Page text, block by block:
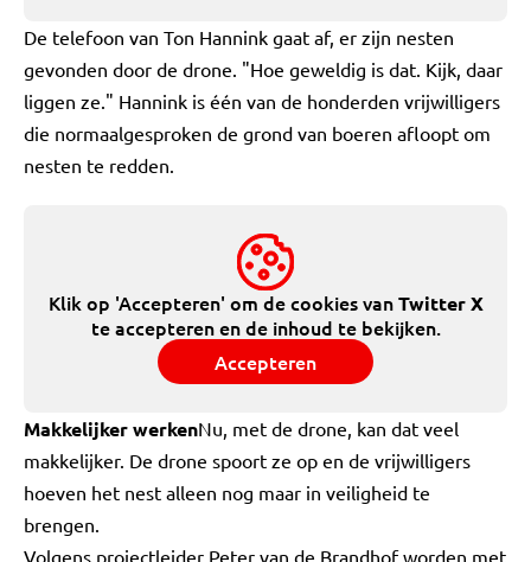
De telefoon van Ton Hannink gaat af, er zijn nesten
gevonden door de drone. "Hoe geweldig is dat. Kijk, daar
liggen ze." Hannink is één van de honderden vrijwilligers
die normaalgesproken de grond van boeren afloopt om
nesten te redden.
Klik op 'Accepteren' om de cookies vanTwitter X
te accepteren en de inhoud te bekijken.
Accepteren
Makkelijker werkenNu, met de drone, kan dat veel
makkelijker. De drone spoort ze op en de vrijwilligers
hoeven het nest alleen nog maar in veiligheid te
brengen.
Volgens projectleider Peter van de Brandhof worden met